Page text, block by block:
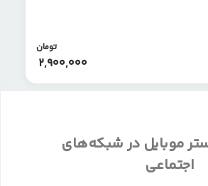
2,900,000
تومان
موبایل در شبکه‌های
اجتماعی